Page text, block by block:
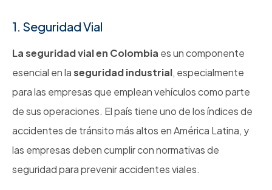
1. Seguridad Vial
La seguridad vial en Colombia es un componente
esencial en laseguridad industrial, especialmente
para las empresas que emplean vehículos como parte
de sus operaciones. El país tiene uno de los índices de
accidentes de tránsito más altos en América Latina, y
las empresas deben cumplir con normativas de
seguridad para prevenir accidentes viales.